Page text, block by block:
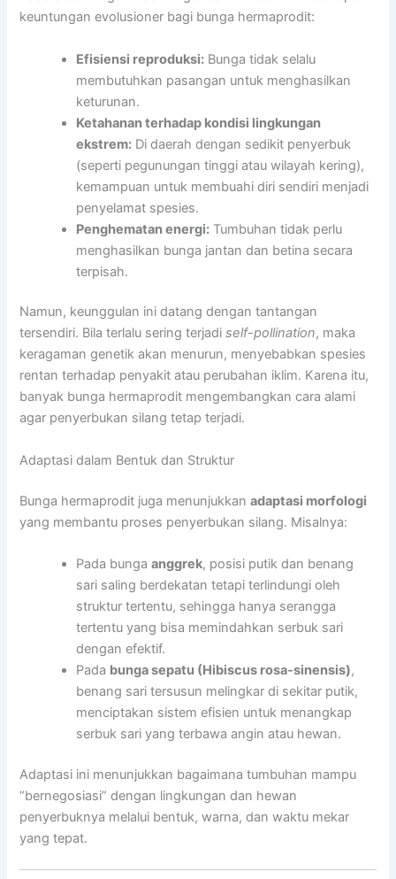
keuntungan evolusioner bagi bunga hermaprodit:
Efisiensi reproduksi: Bunga tidak selalu
membutuhkan pasangan untuk menghasilkan
keturunan.
Ketahanan terhadap kondisi lingkungan
ekstrem: Di daerah dengan sedikit penyerbuk
(seperti pegunungan tinggi atau wilayah kering),
kemampuan untuk membuahi diri sendiri menjadi
penyelamat spesies.
Penghematan energi: Tumbuhan tidak perlu
menghasilkan bunga jantan dan betina secara
terpisah.
Namun, keunggulan ini datang dengan tantangan
tersendiri. Bila terlalu sering terjadiself-pollination, maka
keragaman genetik akan menurun, menyebabkan spesies
rentan terhadap penyakit atau perubahan iklim. Karena itu,
banyak bunga hermaprodit mengembangkan cara alami
agar penyerbukan silang tetap terjadi.
Adaptasi dalam Bentuk dan Struktur
Bunga hermaprodit juga menunjukkanadaptasi morfologi
yang membantu proses penyerbukan silang. Misalnya:
Pada bungaanggrek, posisi putik dan benang
sari saling berdekatan tetapi terlindungi oleh
struktur tertentu, sehingga hanya serangga
tertentu yang bisa memindahkan serbuk sari
dengan efektif.
Pada bunga sepatu (Hibiscus rosa-sinensis),
benang sari tersusun melingkar di sekitar putik,
menciptakan sistem efisien untuk menangkap
serbuk sari yang terbawa angin atau hewan.
Adaptasi ini menunjukkan bagaimana tumbuhan mampu
“bernegosiasi” dengan lingkungan dan hewan
penyerbuknya melalui bentuk, warna, dan waktu mekar
yang tepat.